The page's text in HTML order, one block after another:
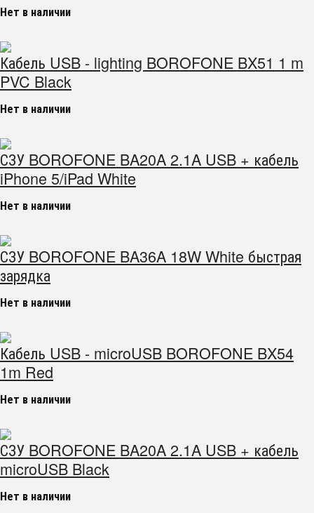
Нет в наличии
Кабель USB - lighting BOROFONE BX51 1 m
PVC Black
Нет в наличии
СЗУ BOROFONE BA20A 2.1A USB + кабель
iPhone 5/iPad White
Нет в наличии
СЗУ BOROFONE BA36A 18W White быстрая
зарядка
Нет в наличии
Кабель USB - microUSB BOROFONE BX54
1m Red
Нет в наличии
СЗУ BOROFONE BA20A 2.1A USB + кабель
microUSB Black
Нет в наличии